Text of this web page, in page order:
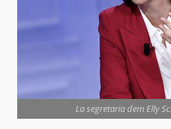
La segretaria dem Elly